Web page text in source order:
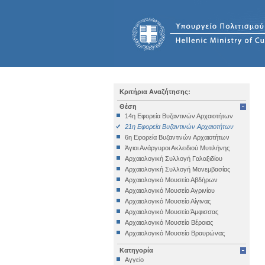
Κριτήρια Αναζήτησης:
Θέση
14η Εφορεία Βυζαντινών Αρχαιοτήτων
21η Εφορεία Βυζαντινών Αρχαιοτήτων
6η Εφορεία Βυζαντινών Αρχαιοτήτων
Άγιοι Ανάργυροι Ακλειδιού Μυτιλήνης
Αρχαιολογική Συλλογή Γαλαξιδίου
Αρχαιολογική Συλλογή Μονεμβασίας
Αρχαιολογικό Μουσείο Αβδήρων
Αρχαιολογικό Μουσείο Αγρινίου
Αρχαιολογικό Μουσείο Αίγινας
Αρχαιολογικό Μουσείο Άμφισσας
Αρχαιολογικό Μουσείο Βέροιας
Αρχαιολογικό Μουσείο Βραυρώνας
Αρχαιολογικό Μουσείο Δελφών
Αρχαιολογικό Μουσείο Ηγουμενίτσας
Κατηγορία
Αγγείο